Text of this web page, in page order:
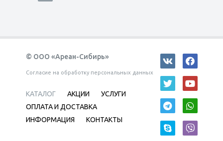
© ООО «Ареан-Сибирь»
Согласие на обработку персональных данных
КАТАЛОГ АКЦИИ
УСЛУГИ
ОПЛАТА И ДОСТАВКА
ИНФОРМАЦИЯ
КОНТАКТЫ